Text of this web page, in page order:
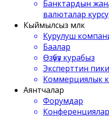
Банктардын
валюталар курсу
Кыймылсыз мүлк
Курулуш
Баалар
Өзүбүз курабыз
Эксперттин
Коммерциялык
Аянтчалар
Форумдар
Конференциялар